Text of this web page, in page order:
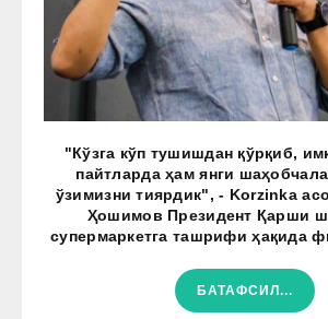
"Кўзга кўп тушишдан қўрқиб,
пайтларда ҳам янги
ўзимизни тиярдик", - Korzinka
Ҳошимов Президент Қарши
супермаркетга ташрифи ҳақида
БАТАФСИЛ...